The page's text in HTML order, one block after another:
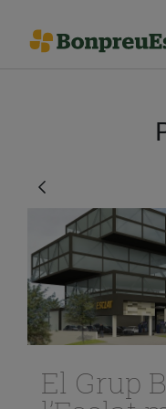
El Grup